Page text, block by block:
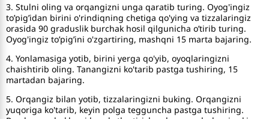
3. Stulni oling va orqangizni unga qaratib turing. Oyog'ingiz
to’pig’idan birini o'rindiqning chetiga qo'ying va tizzalaringiz
orasida 90 graduslik burchak hosil qilgunicha o’tirib turing.
Oyog'ingiz to’pig’ini o'zgartiring, mashqni 15 marta bajaring.
4. Yonlamasiga yotib, birini yerga qo'yib, oyoqlaringizni
chaishtirib oling. Tanangizni ko'tarib pastga tushiring, 15
martadan bajaring.
5. Orqangiz bilan yotib, tizzalaringizni buking. Orqangizni
yuqoriga ko'tarib, keyin polga tegguncha pastga tushiring.